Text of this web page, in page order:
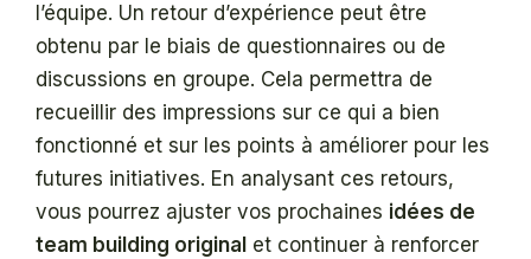
l’équipe. Un retour d’expérience peut être
obtenu par le biais de questionnaires ou de
discussions en groupe. Cela permettra de
recueillir des impressions sur ce qui a bien
fonctionné et sur les points à améliorer pour les
futures initiatives. En analysant ces retours,
vous pourrez ajuster vos prochaines idées de
team building original et continuer à renforcer